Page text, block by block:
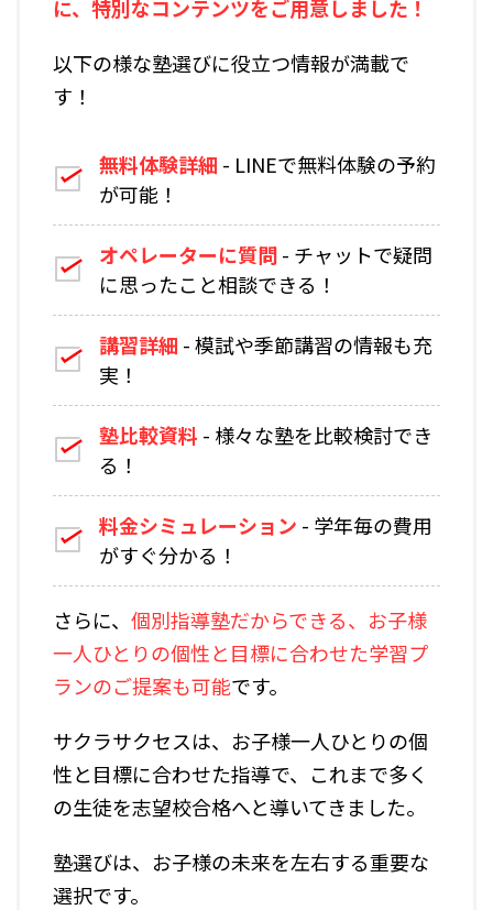
に、特別なコンテンツをご用意しました！
以下の様な塾選びに役立つ情報が満載で
す！
無料体験詳細 - LINEで無料体験の予約
が可能！
オペレーターに質問- チャットで疑問
に思ったこと相談できる！
講習詳細 - 模試や季節講習の情報も充
実！
塾比較資料 - 様々な塾を比較検討でき
る！
料金シミュレーション - 学年毎の費用
がすぐ分かる！
さらに、 個別指導塾だからできる、お子様
一人ひとりの個性と目標に合わせた学習プ
ランのご提案も可能です。
サクラサクセスは、お子様一人ひとりの個
性と目標に合わせた指導で、これまで多く
の生徒を志望校合格へと導いてきました。
塾選びは、お子様の未来を左右する重要な
選択です。